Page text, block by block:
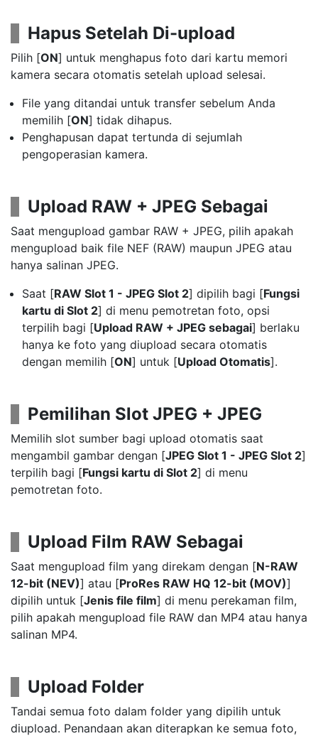
Hapus Setelah Di-upload
Pilih [ON] untuk menghapus foto dari kartu memori
kamera secara otomatis setelah upload selesai.
File yang ditandai untuk transfer sebelum Anda
memilih [ON] tidak dihapus.
Penghapusan dapat tertunda di sejumlah
pengoperasian kamera.
Upload RAW + JPEG Sebagai
Saat mengupload gambar RAW + JPEG, pilih apakah
mengupload baik file NEF (RAW) maupun JPEG atau
hanya salinan JPEG.
Saat [RAW Slot 1 - JPEG Slot 2] dipilih bagi [Fungsi
kartu di Slot 2] di menu pemotretan foto, opsi
terpilih bagi [Upload RAW + JPEG sebagai] berlaku
hanya ke foto yang diupload secara otomatis
dengan memilih [ON] untuk [Upload Otomatis].
Pemilihan Slot JPEG + JPEG
Memilih slot sumber bagi upload otomatis saat
mengambil gambar dengan [JPEG Slot 1 - JPEG Slot 2]
terpilih bagi [Fungsi kartu di Slot 2] di menu
pemotretan foto.
Upload Film RAW Sebagai
Saat mengupload film yang direkam dengan [N-RAW
12-bit (NEV)] atau [ProRes RAW HQ 12-bit (MOV)]
dipilih untuk [Jenis file film] di menu perekaman film,
pilih apakah mengupload file RAW dan MP4 atau hanya
salinan MP4.
Upload Folder
Tandai semua foto dalam folder yang dipilih untuk
diupload. Penandaan akan diterapkan ke semua foto,